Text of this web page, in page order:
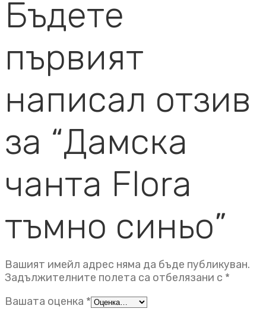
Бъдете
първият
написал отзив
за “Дамска
чанта Flora
тъмно синьо”
Вашият имейл адрес няма да бъде публикуван.
Задължителните полета са отбелязани с *
Вашата оценка *